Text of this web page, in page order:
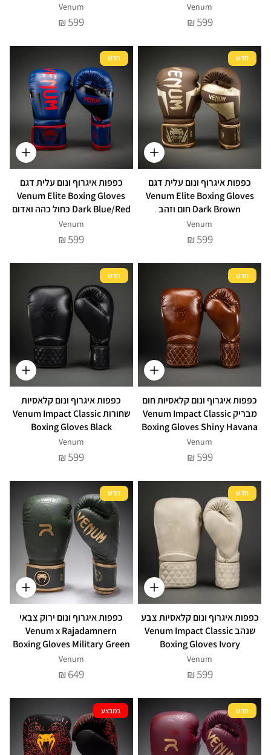
Venum
₪599
Venum
₪599
חדש
כפפות איגרוף ונום עלית דגם
Venum Elite Boxing Gloves
Dark Brown חום וזהב
Venum
₪599
חדש
כפפות איגרוף ונום עלית דגם
Venum Elite Boxing Gloves
Dark Blue/Red כחול כהה ואדום
Venum
₪599
חדש
כפפות איגרוף ונום קלאסיות חום
מבריק Venum Impact Classic
Boxing Gloves Shiny Havana
Venum
₪599
חדש
כפפות איגרוף ונום קלאסיות
שחורות Venum Impact Classic
Boxing Gloves Black
Venum
₪599
חדש
כפפות איגרוף ונום קלאסיות צבע
שנהב Venum Impact Classic
Boxing Gloves Ivory
Venum
₪599
חדש
כפפות איגרוף ונום ירוק צבאי
Venum x Rajadamnern
Boxing Gloves Military Green
Venum
₪ 649
חדש במבצע